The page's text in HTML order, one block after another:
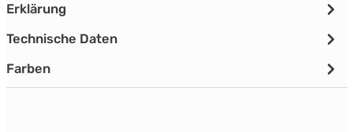
Erklärung
Technische Daten
Farben